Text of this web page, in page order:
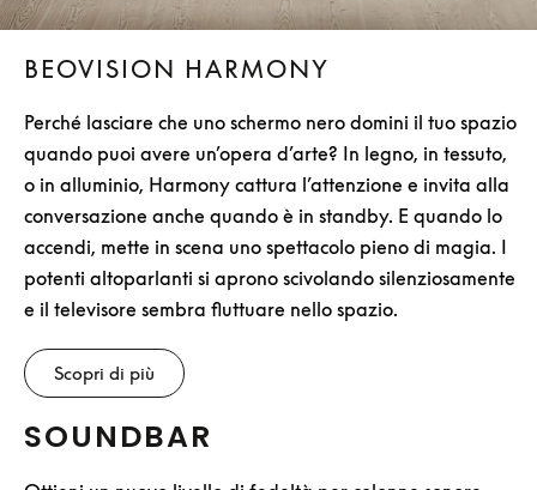
BEOVISION HARMONY
Perché lasciare che uno schermo nero domini il tuo spazio
quando puoi avere un’opera d’arte? In legno, in tessuto,
o in alluminio, Harmony cattura l’attenzione e invita alla
conversazione anche quando è in standby. E quando lo
accendi, mette in scena uno spettacolo pieno di magia. I
potenti altoparlanti si aprono scivolando silenziosamente
e il televisore sembra fluttuare nello spazio.
Scopri di più
SOUNDBAR